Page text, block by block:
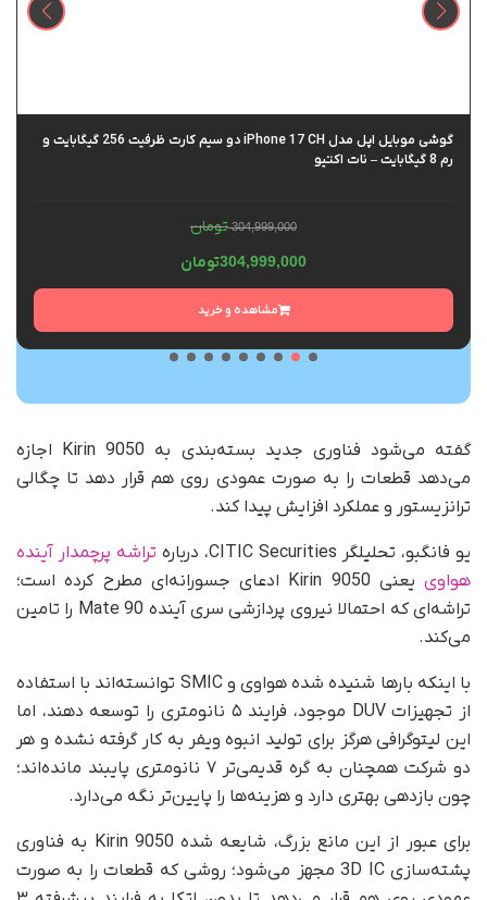
گوشی موبایل اپل مدل iPhone 17 CH دو سیم کارت ظرفیت 256 گیگابایت و
رم 8 گیگابایت – نات اکتیو
304,999,000 تومان
304,999,000تومان
مشاهده و خرید
گفته می‌شود فناوری جدید بسته‌بندی به Kirin 9050 اجازه
می‌دهد قطعات را به صورت عمودی روی هم قرار دهد تا چگالی
ترانزیستور و عملکرد افزایش پیدا کند.
یو فانگبو، تحلیلگر CITIC Securities، درباره
تراشه پرچمدار آینده
هواوی
یعنی Kirin 9050 ادعای جسورانه‌ای مطرح کرده است؛
تراشه‌ای که احتمالا نیروی پردازشی سری آینده Mate 90 را تامین
می‌کند.
با اینکه بارها شنیده شده هواوی و SMIC توانسته‌اند با استفاده
از تجهیزات DUV موجود، فرایند ۵ نانومتری را توسعه دهند، اما
این لیتوگرافی هرگز برای تولید انبوه ویفر به کار گرفته نشده و هر
دو شرکت همچنان به گره قدیمی‌تر ۷ نانومتری پایبند مانده‌اند؛
چون بازدهی بهتری دارد و هزینه‌ها را پایین‌تر نگه می‌دارد.
برای عبور از این مانع بزرگ، شایعه شده Kirin 9050 به فناوری
پشته‌سازی 3D IC مجهز می‌شود؛ روشی که قطعات را به صورت